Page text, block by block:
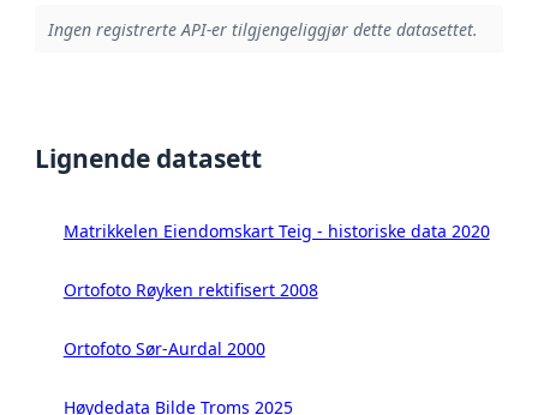
Ingen registrerte API-er tilgjengeliggjør dette datasettet.
Lignende datasett
Matrikkelen Eiendomskart Teig - historiske data 2020
Ortofoto Røyken rektifisert 2008
Ortofoto Sør-Aurdal 2000
Høydedata Bilde Troms 2025